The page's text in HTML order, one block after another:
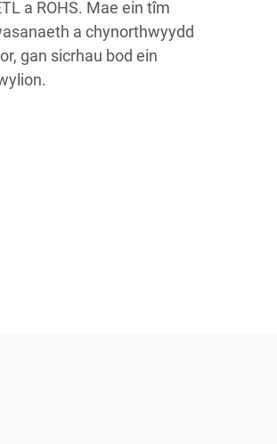
a ROHS. Mae ein tîm
a chynorthwyydd
gan sicrhau bod ein